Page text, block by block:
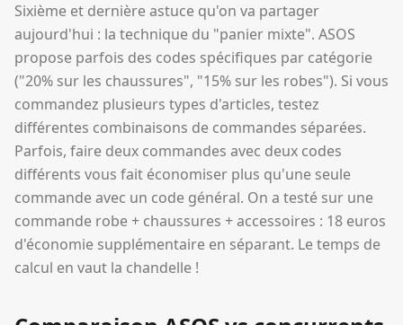
Sixième et dernière astuce qu'on va partager
aujourd'hui : la technique du "panier mixte". ASOS
propose parfois des codes spécifiques par catégorie
("20% sur les chaussures", "15% sur les robes"). Si vous
commandez plusieurs types d'articles, testez
différentes combinaisons de commandes séparées.
Parfois, faire deux commandes avec deux codes
différents vous fait économiser plus qu'une seule
commande avec un code général. On a testé sur une
commande robe + chaussures + accessoires : 18 euros
d'économie supplémentaire en séparant. Le temps de
calcul en vaut la chandelle !